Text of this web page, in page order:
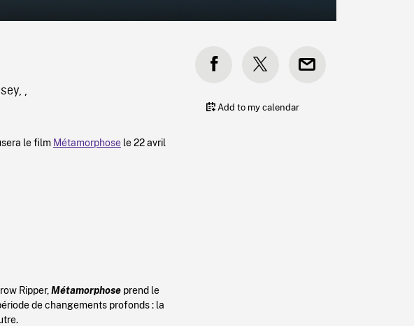
,
le film Métamorphosele 22 avril
Ripper, Métamorphoseprend le
de changements profonds : la
Add to my calendar